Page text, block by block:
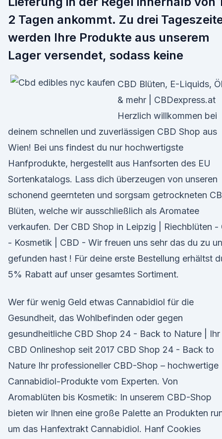
2 Tagen ankommt. Zu drei
werden Ihre Produkte aus unserem
Lager versendet, sodass keine
CBD Blüten, E-Liquids,
& mehr | CBDexpress.at
Herzlich willkommen bei
deinem schnellen und zuverlässigen CBD Shop aus
Wien! Bei uns findest du nur hochwertigste
Hanfprodukte, hergestellt aus Hanfsorten des EU
Sortenkatalogs. Lass dich überzeugen von unseren
schonend geernteten und sorgsam getrockneten
Blüten, welche wir ausschließlich als Aromatee
verkaufen. Der CBD Shop in Leipzig | Riechblüten -
- Kosmetik | CBD - Wir freuen uns sehr das du zu
gefunden hast ! Für deine erste Bestellung erhältst
5% Rabatt auf unser gesamtes Sortiment.
Wer für wenig Geld etwas Cannabidiol für die
Gesundheit, das Wohlbefinden oder gegen
gesundheitliche CBD Shop 24 - Back to Nature | Ihr
CBD Onlineshop seit 2017 CBD Shop 24 - Back to
Nature Ihr professioneller CBD-Shop – hochwertige
Cannabidiol-Produkte vom Experten. Von
Aromablüten bis Kosmetik: In unserem CBD-Shop
bieten wir Ihnen eine große Palette an Produkten
um das Hanfextrakt Cannabidiol. Hanf Cookies